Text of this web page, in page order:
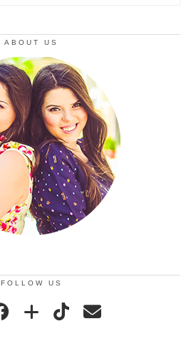
ABOUT US
FOLLOW US